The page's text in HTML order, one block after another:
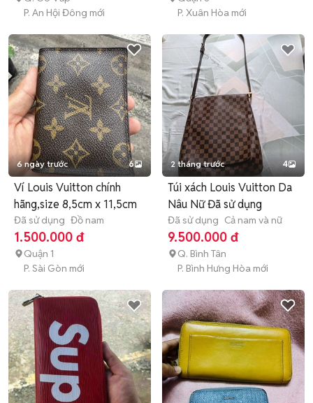
P. An Hội Đông mới
P. Xuân Hòa mới
6 ngày trước 6
Ví Louis Vuitton chính
hãng,size 8,5cm x 11,5cm
Đã sử dụng Đồ nam
1.500.000 đ
Quận 1
P. Sài Gòn mới
2 tháng trước 4
Túi xách Louis Vuitton Da
Nâu Nữ Đã sử dụng
Đã sử dụng Cả nam và nữ
9.500.000 đ
Q. Bình Tân
P. Bình Hưng Hòa mới